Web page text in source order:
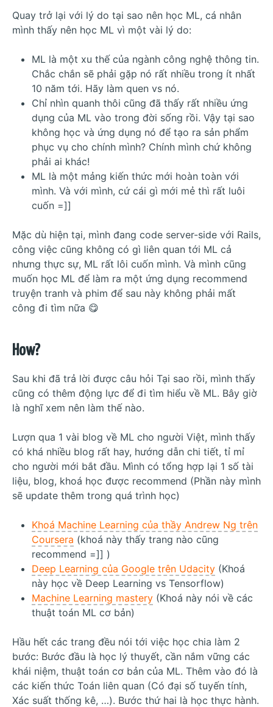
Quay trở lại với lý do tại sao nên học ML, cá nhân
mình thấy nên học ML vì một vài lý do:
ML là một xu thế của ngành công nghệ thông tin.
Chắc chắn sẽ phải gặp nó rất nhiều trong ít nhất
10 năm tới. Hãy làm quen vs nó.
Chỉ nhìn quanh thôi cũng đã thấy rất nhiều ứng
dụng của ML vào trong đời sống rồi. Vậy tại sao
không học và ứng dụng nó để tạo ra sản phẩm
phục vụ cho chính mình? Chính mình chứ không
phải ai khác!
ML là một mảng kiến thức mới hoàn toàn với
mình. Và với mình, cứ cái gì mới mẻ thì rất luôi
cuốn =]]
Mặc dù hiện tại, mình đang code server-side với Rails,
công việc cũng không có gì liên quan tới ML cả
nhưng thực sự, ML rất lôi cuốn mình. Và mình cũng
muốn học ML để làm ra một ứng dụng recommend
truyện tranh và phim để sau này không phải mất
công đi tìm nữa 😋
How?
Sau khi đã trả lời được câu hỏi Tại sao rồi, mình thấy
cũng có thêm động lực để đi tìm hiểu về ML. Bây giờ
là nghĩ xem nên làm thế nào.
Lượn qua 1 vài blog về ML cho người Việt, mình thấy
có khá nhiều blog rất hay, hướng dẫn chi tiết, tỉ mỉ
cho người mới bắt đầu. Mình có tổng hợp lại 1 số tài
liệu, blog, khoá học được recommend (Phần này mình
sẽ update thêm trong quá trình học)
Khoá Machine Learning của thầy Andrew Ng trên
Coursera (khoá này thấy trang nào cũng
recommend =]] )
Deep Learning của Google trên Udacity (Khoá
này học về Deep Learning vs Tensorflow)
Machine Learning mastery (Khoá này nói về các
thuật toán ML cơ bản)
Hầu hết các trang đều nói tới việc học chia làm 2
bước: Bước đầu là học lý thuyết, cần nắm vững các
khái niệm, thuật toán cơ bản của ML. Thêm vào đó là
các kiến thức Toán liên quan (Có đại số tuyến tính,
Xác suất thống kê, …). Bước thứ hai là học thực hành.